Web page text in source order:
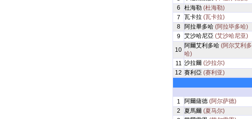
6
杜海勒 (杜海勒)
7
瓦卡拉 (瓦卡拉)
8
阿拉畢多哈 (阿拉毕多哈)
9
艾沙哈尼亞 (艾沙哈尼亚)
10
阿爾艾利多哈 (阿尔艾利多
哈)
11 沙拉爾 (沙拉尔)
12 賽利亞 (赛利亚)
1
阿爾薩德 (阿尔萨德)
2
夏馬爾 (夏马尔)